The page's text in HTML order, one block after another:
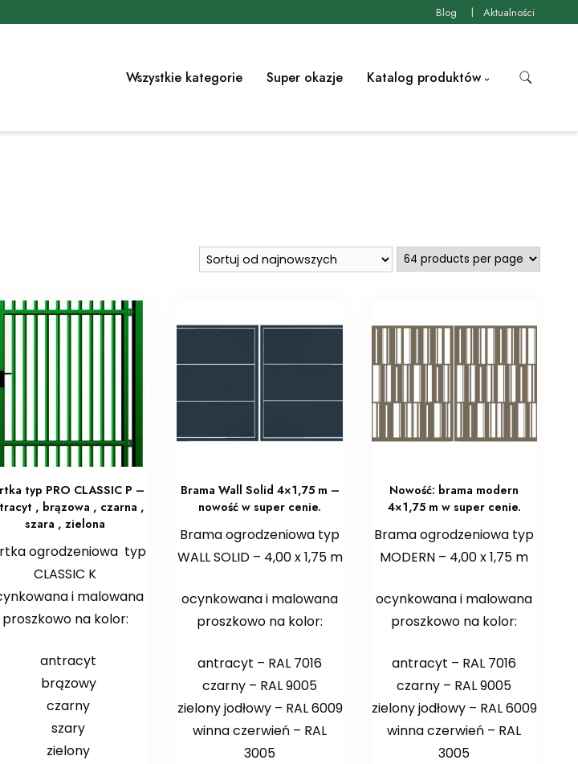
Blog Aktualności
Wszystkie kategorie Super okazje Katalog produktów
typ PRO CLASSIC P –
, brązowa , czarna ,
szara , zielona
ogrodzeniowa typ
CLASSIC K
i malowana
proszkowo na kolor:
antracyt
brązowy
czarny
szary
zielony
Brama Wall Solid 4×1,75 m –
nowość w super cenie.
Brama ogrodzeniowa typ
WALL SOLID – 4,00 x 1,75 m
ocynkowana i malowana
proszkowo na kolor:
antracyt – RAL 7016
czarny – RAL 9005
zielony jodłowy – RAL 6009
winna czerwień – RAL
3005
Nowość: brama modern
4×1,75 m w super cenie.
Brama ogrodzeniowa typ
MODERN – 4,00 x 1,75 m
ocynkowana i malowana
proszkowo na kolor:
antracyt – RAL 7016
czarny – RAL 9005
zielony jodłowy – RAL 6009
winna czerwień – RAL
3005